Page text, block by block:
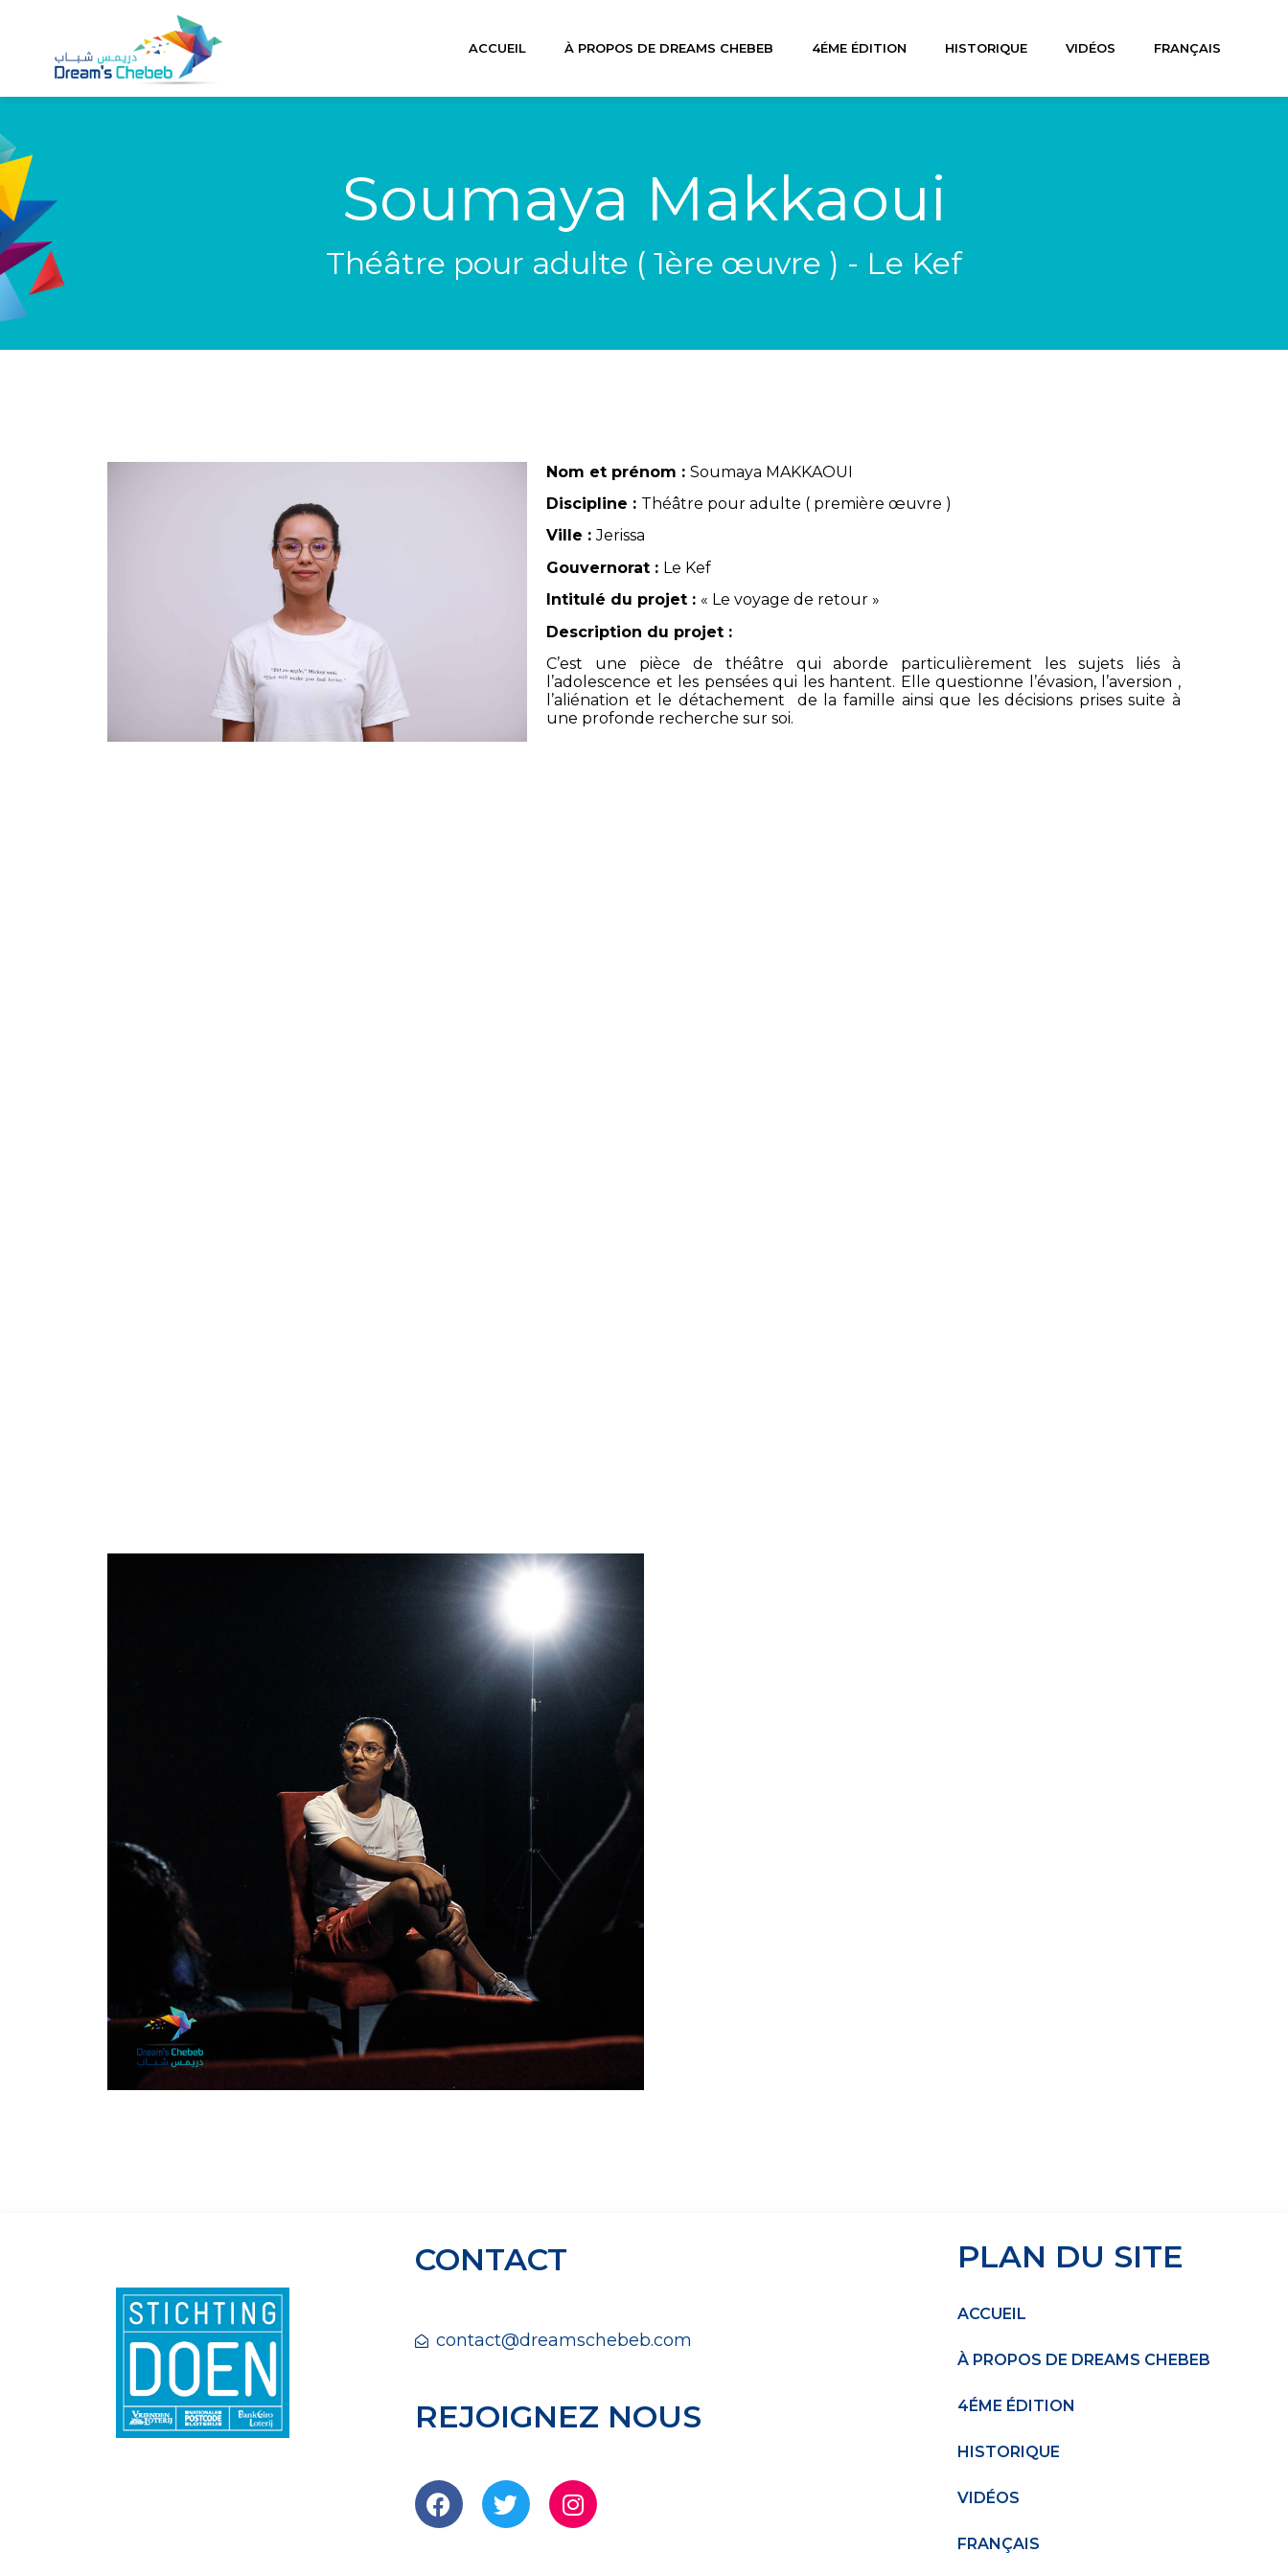
ACCUEIL À PROPOS DE DREAMS CHEBEB 4ÉME ÉDITION HISTORIQUE VIDÉOS FRANÇAIS
Soumaya Makkaoui
Théâtre pour adulte ( 1ère œuvre ) - Le Kef
Nom et prénom : Soumaya MAKKAOUI
Discipline : Théâtre pour adulte ( première œuvre )
Ville :Jerissa
Gouvernorat : Le Kef
Intitulé du projet : « Le voyage de retour »
Description du projet :
C’est une pièce de théâtre qui aborde particulièrement les sujets liés à
l’adolescence et les pensées qui les hantent. Elle questionne l’évasion, l’aversion ,
l’aliénation et le détachement de la famille ainsi que les décisions prises suite à
une profonde recherche sur soi.
CONTACT
contact@dreamschebeb.com
REJOIGNEZ NOUS
PLAN DU SITE
ACCUEIL
À PROPOS DE DREAMS CHEBEB
4ÉME ÉDITION
HISTORIQUE
VIDÉOS
FRANÇAIS